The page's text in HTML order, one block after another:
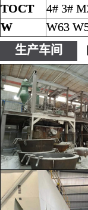
TOCT
4# 3#
W
W63
生产车间